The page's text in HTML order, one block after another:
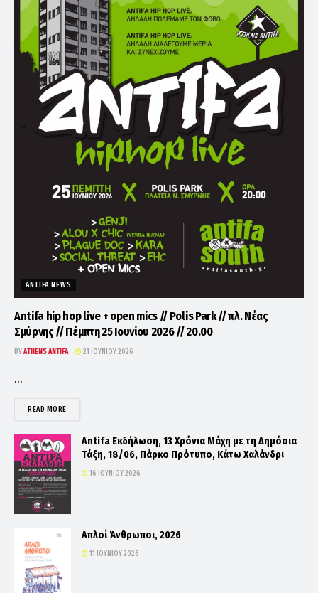
ANTIFA NEWS
Antifa hip hop live + open mics // Polis Park // πλ. Νέας
Σμύρνης // Πέμπτη 25 Ιουνίου 2026 // 20.00
BYATHENS ANTIFA 21 ΙΟΥΝΊΟΥ 2026
...
READ MOREDETAILS
Antifa Εκδήλωση, 13 Χρόνια Μάχη με τη Δημόσια
Τάξη, 18/06, Πάρκο Πρότυπο, Κάτω Χαλάνδρι
16 ΙΟΥΝΊΟΥ 2026
Απλοί Άνθρωποι, 2026
11 ΙΟΥΝΊΟΥ 2026